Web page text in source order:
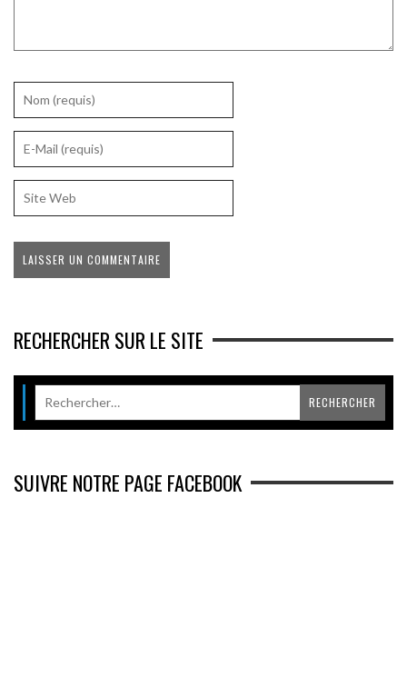
RECHERCHER SUR LE SITE
SUIVRE NOTRE PAGE FACEBOOK